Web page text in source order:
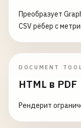
Преобразует
CSV рёбер с
DOCUMENT
HTML в PDF
Рендерит